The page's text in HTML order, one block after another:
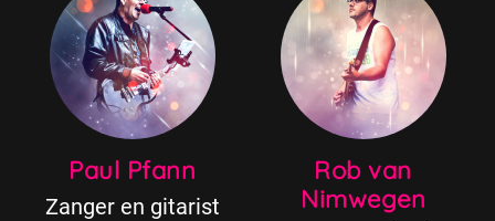
Paul Pfann
Zanger en gitarist
Rob van
Nimwegen